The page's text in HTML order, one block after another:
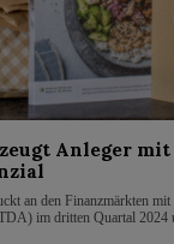
Anleger
an den Finanzmärkten mit
im dritten Quartal 2024